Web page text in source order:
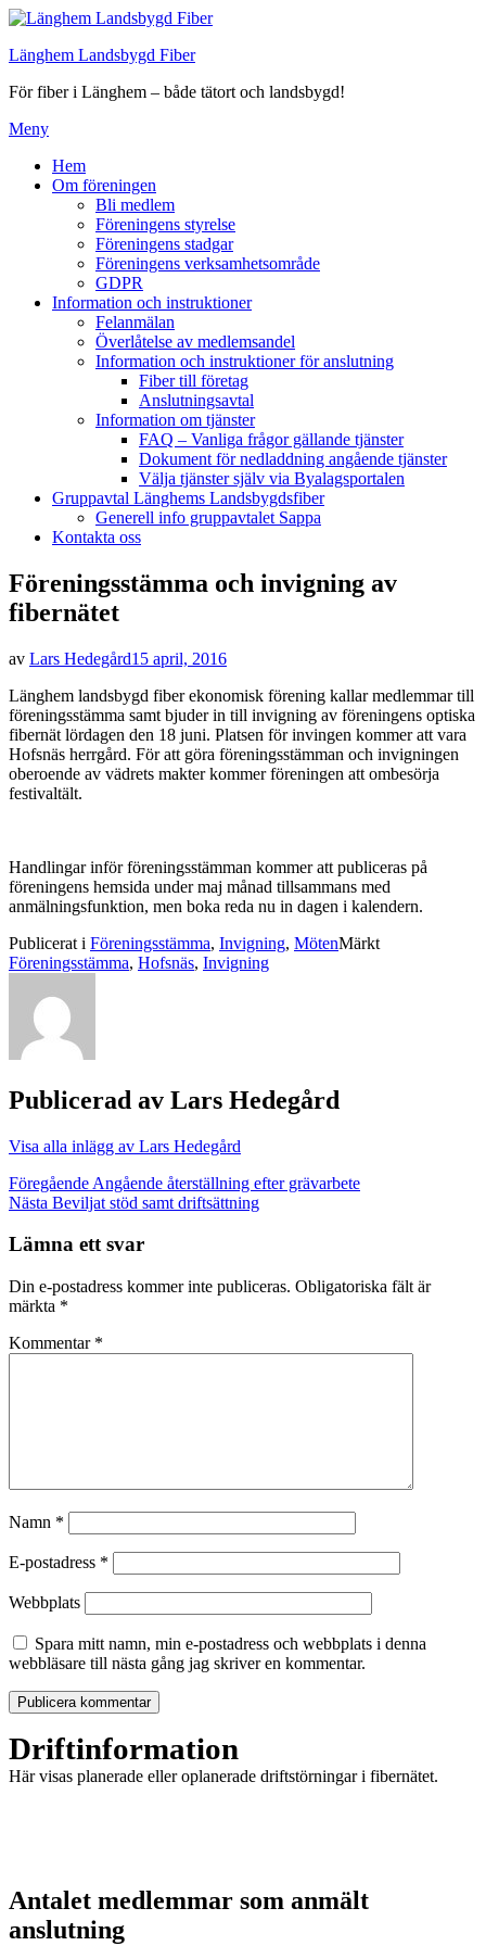
Hoppa
innehåll
Länghem Landsbygd Fiber
För fiber i Länghem – både tätort och landsbygd!
Meny
Hem
Om föreningen
Bli medlem
Föreningens styrelse
Föreningens stadgar
Föreningens verksamhetsområde
GDPR
Information och instruktioner
Felanmälan
Överlåtelse av medlemsandel
Information och instruktioner för anslutning
Fiber till företag
Anslutningsavtal
Information om tjänster
FAQ – Vanliga frågor gällande tjänster
Dokument för nedladdning angående tjänster
Välja tjänster själv via Byalagsportalen
Gruppavtal Länghems Landsbygdsfiber
Generell info gruppavtalet Sappa
Kontakta oss
Föreningsstämma och invigning av
fibernätet
av Lars HedegårdPublicerad
15 april, 2016
Länghem landsbygd fiber ekonomisk förening kallar medlemmar till
föreningsstämma samt bjuder in till invigning av föreningens optiska
fibernät lördagen den 18 juni. Platsen för invingen kommer att vara
Hofsnäs herrgård. För att göra föreningsstämman och invigningen
oberoende av vädrets makter kommer föreningen att ombesörja
festivaltält.
Handlingar inför föreningsstämman kommer att publiceras på
föreningens hemsida under maj månad tillsammans med
anmälningsfunktion, men boka reda nu in dagen i kalendern.
Publicerat i Föreningsstämma, Invigning, MötenMärkt
Föreningsstämma, Hofsnäs, Invigning
Publicerad av Lars Hedegård
Visa alla inlägg av Lars Hedegård
Inläggsnavigering
Föregående Angående återställning efter grävarbete
Nästa Beviljat stöd samt driftsättning
Lämna ett svar
Din e-postadress kommer inte publiceras. Obligatoriska fält är
märkta *
Kommentar *
Namn *
E-postadress *
Webbplats
Spara mitt namn, min e-postadress och webbplats i denna
webbläsare till nästa gång jag skriver en kommentar.
Driftinformation
Här visas planerade eller oplanerade driftstörningar i fibernätet.
Antalet medlemmar som anmält
anslutning